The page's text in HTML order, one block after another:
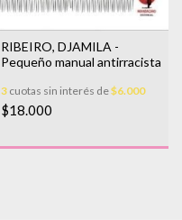
RIBEIRO, DJAMILA -
Pequeño manual antirracista
3 cuotas sin interés de$6.000
$18.000